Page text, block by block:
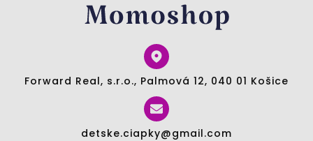
Forward Real, s.r.o., Palmová 12, 040 01 Košice
detske.ciapky@gmail.com